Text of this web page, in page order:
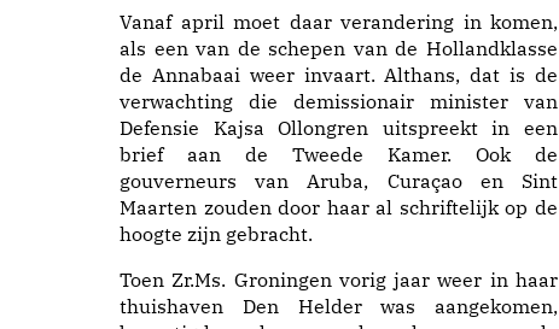
Vanaf april moet daar verandering in komen,
als een van de schepen van de Hollandklasse
de Annabaai weer invaart. Althans, dat is de
verwachting die demissionair minister van
Defensie Kajsa Ollongren uitspreekt in een
brief aan de Tweede Kamer. Ook de
gouverneurs van Aruba, Curaçao en Sint
Maarten zouden door haar al schriftelijk op de
hoogte zijn gebracht.
Toen Zr.Ms. Groningen vorig jaar weer in haar
thuishaven Den Helder was aangekomen,